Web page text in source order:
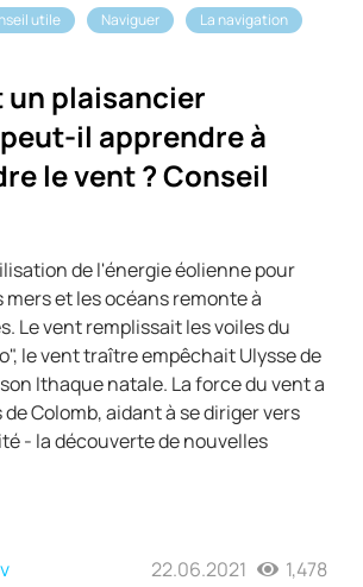
utile Naviguer
La navigation
un plaisancier
il apprendre à
le vent ? Conseil
de l'énergie éolienne pour
mers et les océans remonte à
Le vent remplissait les voiles du
le vent traître empêchait Ulysse de
Ithaque natale. La force du vent a
Colomb, aidant à se diriger vers
- la découverte de nouvelles
22.06.2021 1,478